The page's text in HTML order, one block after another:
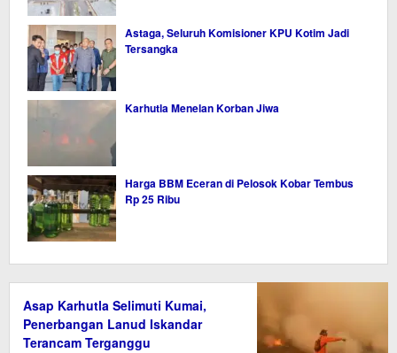
Astaga, Seluruh Komisioner KPU Kotim Jadi
Tersangka
Karhutla Menelan Korban Jiwa
Harga BBM Eceran di Pelosok Kobar Tembus
Rp 25 Ribu
Asap Karhutla Selimuti Kumai,
Penerbangan Lanud Iskandar
Terancam Terganggu